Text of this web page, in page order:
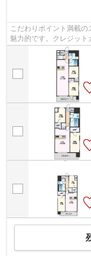
こだわりポイント満載
魅力的です。クレジット
共用部には敷地内ごみ置